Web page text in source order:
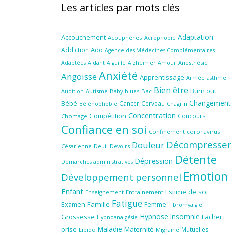
Les articles par mots clés
Accouchement Acouphènes Acrophobie Adaptation
Addiction Ado Agence des Médecines Complémentaires
Adaptées Aidant Aiguille Alzheimer Amour Anesthésie
Angoisse Anxiété Apprentissage Armée asthme
Audition Autisme Baby blues Bac Bien être Burn out
Bébé Bélénophobie Cancer Cerveau Chagrin Changement
Chomage Compétition Concentration Concours
Confiance en soi Confinement coronavirus
Césarienne Deuil Devoirs Douleur Décompresser
Démarches administratives Dépression Détente
Développement personnel Emotion
Enfant Enseignement Entrainement Estime de soi
Examen Famille Fatigue Femme Fibromyalgie
Grossesse Hypnoanalgésie Hypnose Insomnie Lacher
prise Libido Maladie Maternité Migraine Mutuelles